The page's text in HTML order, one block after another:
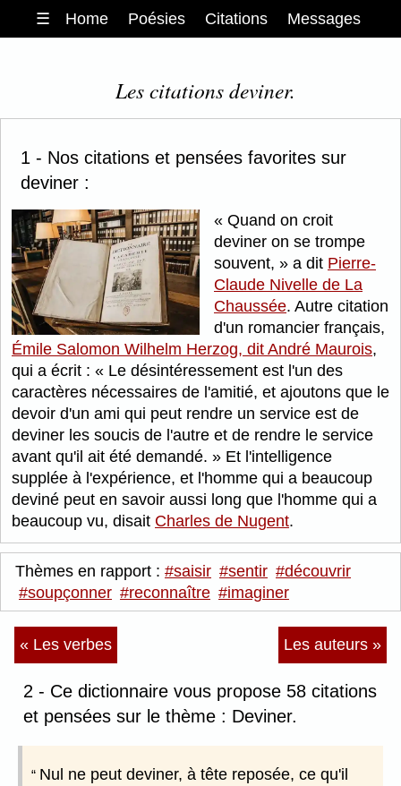
☰ Home Poésies Citations Messages
Les citations deviner.
1 - Nos citations et pensées favorites sur
deviner :
Quand on croit
deviner on se trompe
souvent,
a dit Pierre-
Claude Nivelle de La
Chaussée. Autre citation
d'un romancier français,
Émile Salomon Wilhelm Herzog, dit André Maurois,
qui a écrit :
Le désintéressement est l'un des
caractères nécessaires de l'amitié, et ajoutons que le
devoir d'un ami qui peut rendre un service est de
deviner les soucis de l'autre et de rendre le service
avant qu'il ait été demandé.
Et l'intelligence
supplée à l'expérience, et l'homme qui a beaucoup
deviné peut en savoir aussi long que l'homme qui a
beaucoup vu, disait Charles de Nugent.
Thèmes en rapport : #saisir #sentir #découvrir
#soupçonner #reconnaître #imaginer
« Les verbes Les auteurs »
2 - Ce dictionnaire vous propose 58 citations
et pensées sur le thème : Deviner.
Nul ne peut deviner, à tête reposée, ce qu'il